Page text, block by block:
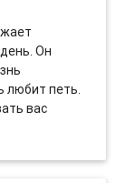
Он
любит петь.
вас